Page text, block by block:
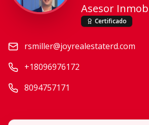
Asesor
Certificado
rsmiller@joyrealestaterd.com
+18096976172
8094757171